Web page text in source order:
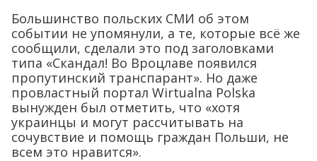
Большинство польских СМИ об этом
событии не упомянули, а те, которые всё же
сообщили, сделали это под заголовками
типа «Скандал! Во Вроцлаве появился
пропутинский транспарант». Но даже
провластный портал Wirtualna Polska
вынужден был отметить, что «хотя
украинцы и могут рассчитывать на
сочувствие и помощь граждан Польши, не
всем это нравится».